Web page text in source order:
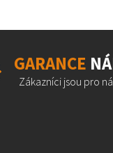
GARANCE
Zákazníci jsou pro